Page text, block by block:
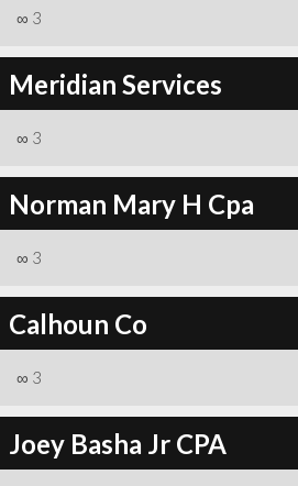
∞ 3
Meridian Services
∞ 3
Norman Mary H Cpa
∞ 3
Calhoun Co
∞ 3
Joey Basha Jr CPA